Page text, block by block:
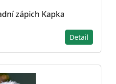
zápich Kapka
Detail